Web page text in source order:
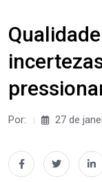
Por: 27 de